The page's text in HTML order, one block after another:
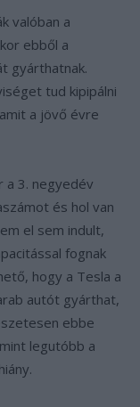
valóban a
ebből a
gyárthatnak.
tud kipipálni
a jövő évre
a 3. negyedév
és hol van
el sem indult,
fognak
hogy a Tesla a
autót gyárthat,
ebbe
legutóbb a